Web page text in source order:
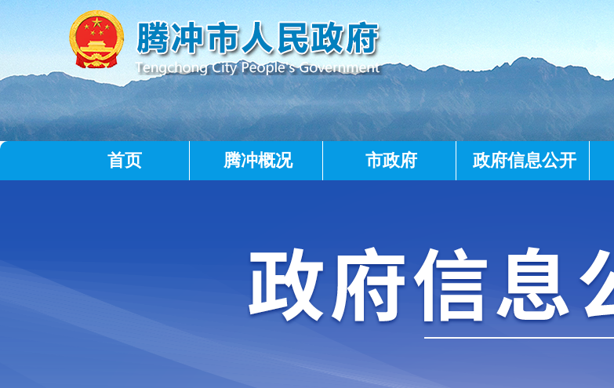
首页 腾冲概况 市政府 政府信息公开